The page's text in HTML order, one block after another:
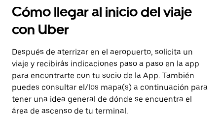
Cómo llegar al inicio del viaje
con Uber
Después de aterrizar en el aeropuerto, solicita un
viaje y recibirás indicaciones paso a paso en la app
para encontrarte con tu socio de la App. También
puedes consultar el/los mapa(s) a continuación para
tener una idea general de dónde se encuentra el
área de ascenso de tu terminal.